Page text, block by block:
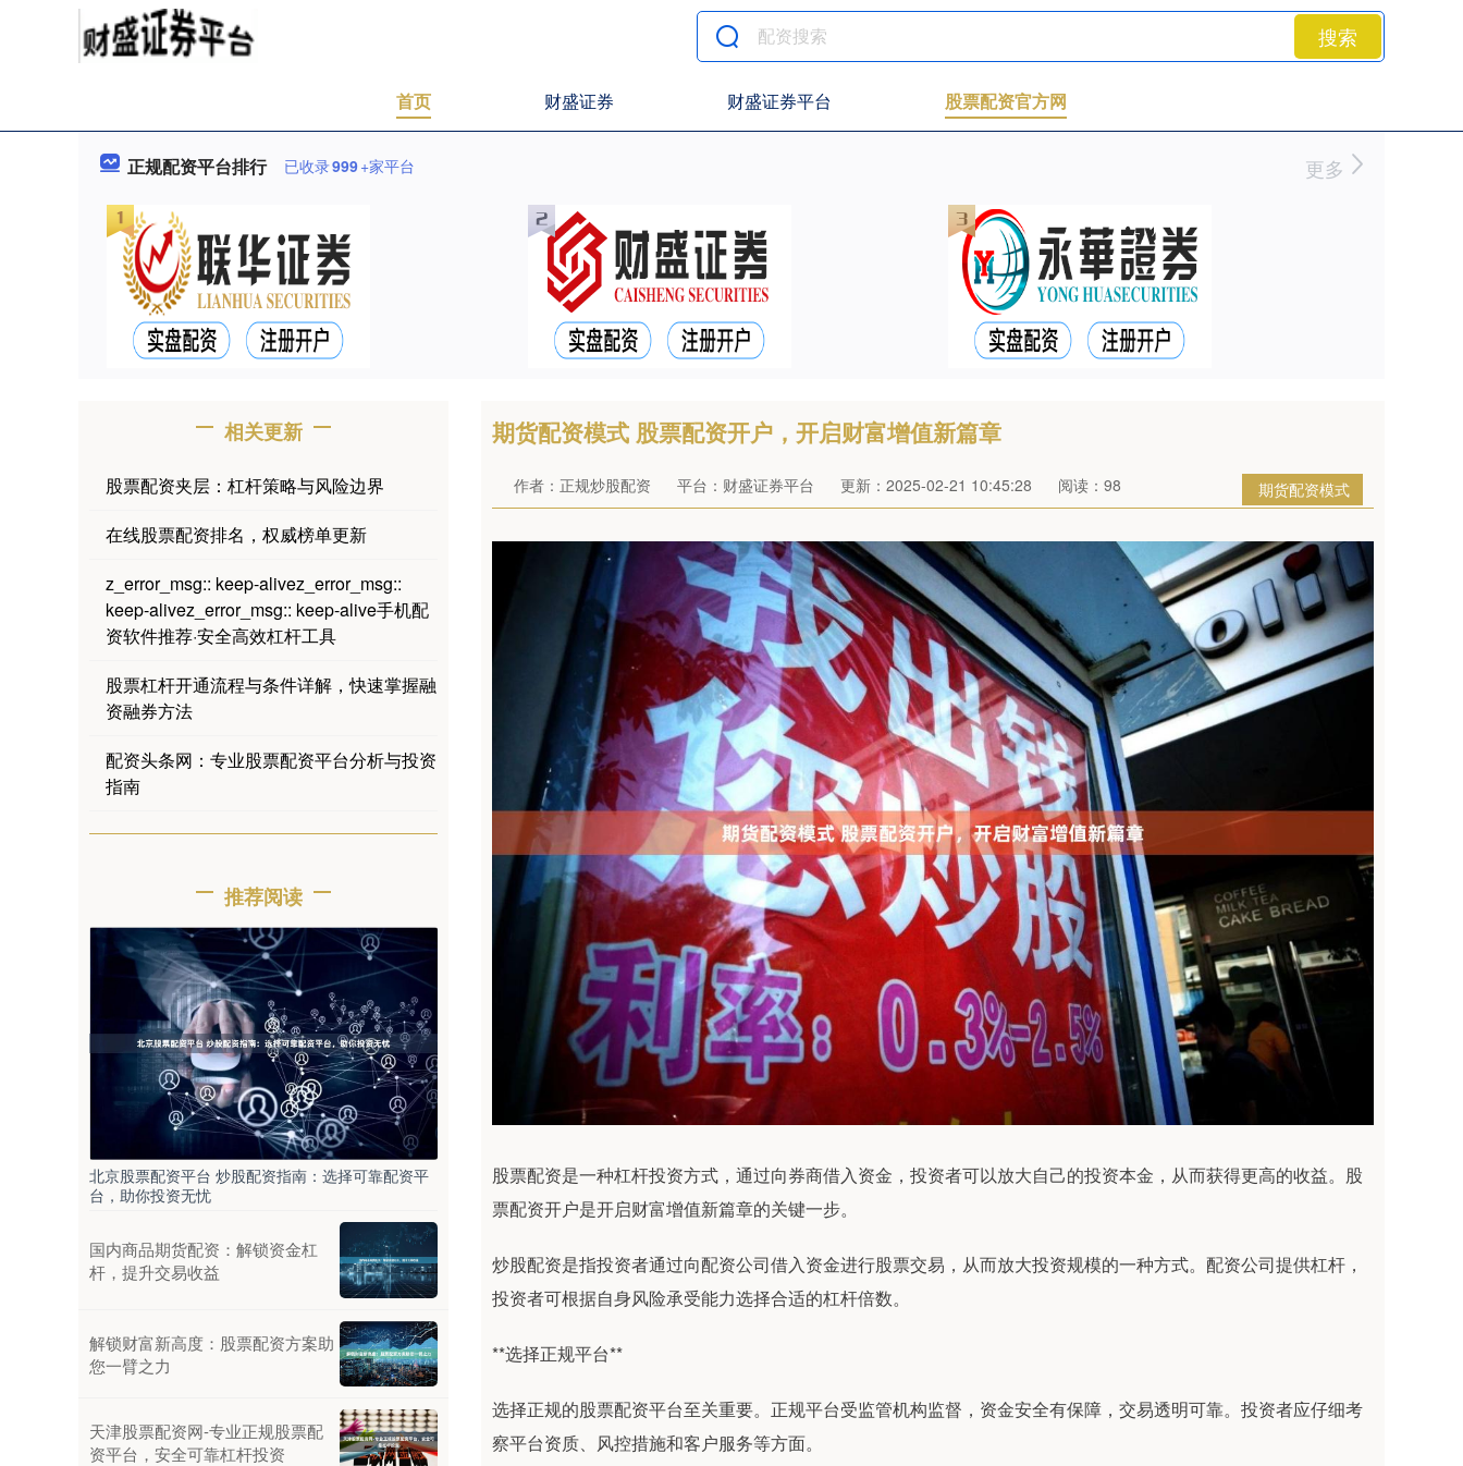
搜索
首页 财盛证券 财盛证券平台 股票配资官方网
正规配资平台排行 已收录999+家平台 更多
期货配资模式 股票配资开户，开启财富增值新篇章
期货配资模式
作者：正规炒股配资 平台：财盛证券平台 更新：2025-02-21 10:45:28 阅读：98
股票配资是一种杠杆投资方式，通过向券商借入资金，投资者可以放大自己的投资本金，从而获得更高的收益。股
票配资开户是开启财富增值新篇章的关键一步。
炒股配资是指投资者通过向配资公司借入资金进行股票交易，从而放大投资规模的一种方式。配资公司提供杠杆，
投资者可根据自身风险承受能力选择合适的杠杆倍数。
**选择正规平台**
选择正规的股票配资平台至关重要。正规平台受监管机构监督，资金安全有保障，交易透明可靠。投资者应仔细考
察平台资质、风控措施和客户服务等方面。
相关更新
股票配资夹层：杠杆策略与风险边界
在线股票配资排名，权威榜单更新
z_error_msg:: keep-alivez_error_msg::
keep-alivez_error_msg:: keep-alive手机配
资软件推荐·安全高效杠杆工具
股票杠杆开通流程与条件详解，快速掌握融
资融券方法
配资头条网：专业股票配资平台分析与投资
指南
推荐阅读
北京股票配资平台 炒股配资指南：选择可靠配资平
台，助你投资无忧
国内商品期货配资：解锁资金杠
杆，提升交易收益
解锁财富新高度：股票配资方案助
您一臂之力
天津股票配资网-专业正规股票配
资平台，安全可靠杠杆投资